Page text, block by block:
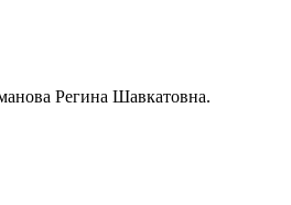
Регина Шавкатовна.